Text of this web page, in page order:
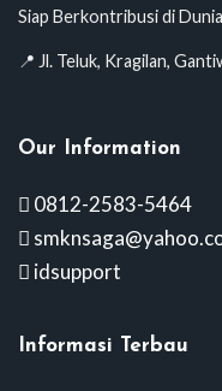
Siap Berkontribusi di
📍 Jl. Teluk, Kragilan,
Our Information
0812-2583-5464
idsupport
Informasi Terbau